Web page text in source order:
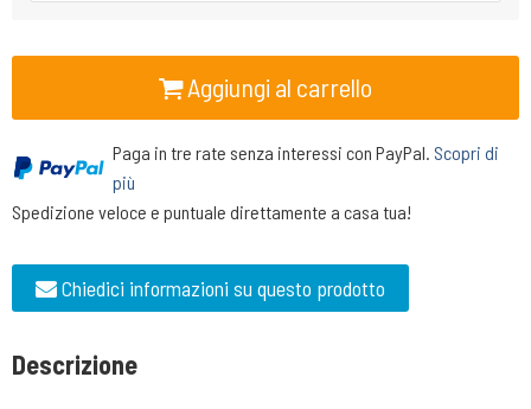
Aggiungi al carrello
Paga in tre rate senza interessi con PayPal. Scopri di
più
Spedizione veloce e puntuale direttamente a casa tua!
Chiedici informazioni su questo prodotto
Descrizione